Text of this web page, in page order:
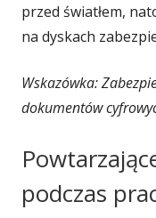
przed światłem,
na dyskach
Wskazówka:
dokumentów
podczas